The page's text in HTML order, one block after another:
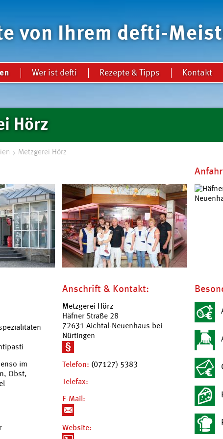
von Ihrem defti-
Wer ist defti Rezepte & Tipps Kontakt
Metzgerei Hörz
Hörz
im
Obst,
Anschrift & Kontakt:
Metzgerei Hörz
Häfner Straße 28
72631 Aichtal-Neuenhaus bei
Nürtingen
Telefon: (07127) 5383
Telefax:
E-Mail:
Website: